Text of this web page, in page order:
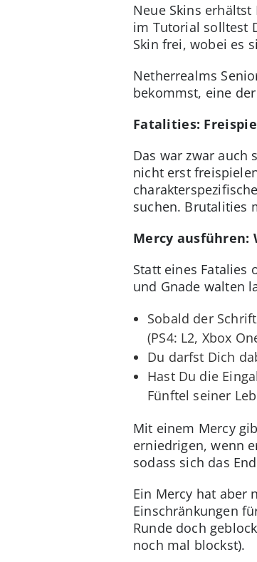
Neue Skins
im Tutorial solltest
Skin frei, wobei es
Netherrealms
bekommst, eine
Fatalities:
Das war zwar auch
nicht erst
suchen. Brutalities
Mercy ausführen:
Statt eines
und Gnade walten
Sobald der
(PS4: L2, Xbox
Du darfst Dich
Hast Du die
Fünftel seiner
Mit einem Mercy
erniedrigen, wenn
sodass sich das
Ein Mercy hat aber
Einschränkungen
Runde doch
noch mal blockst).